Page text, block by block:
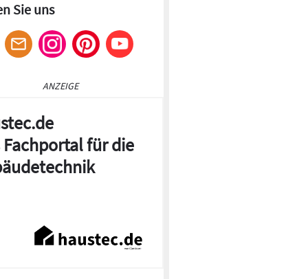
Sie uns
ANZEIGE
Fachportal für die